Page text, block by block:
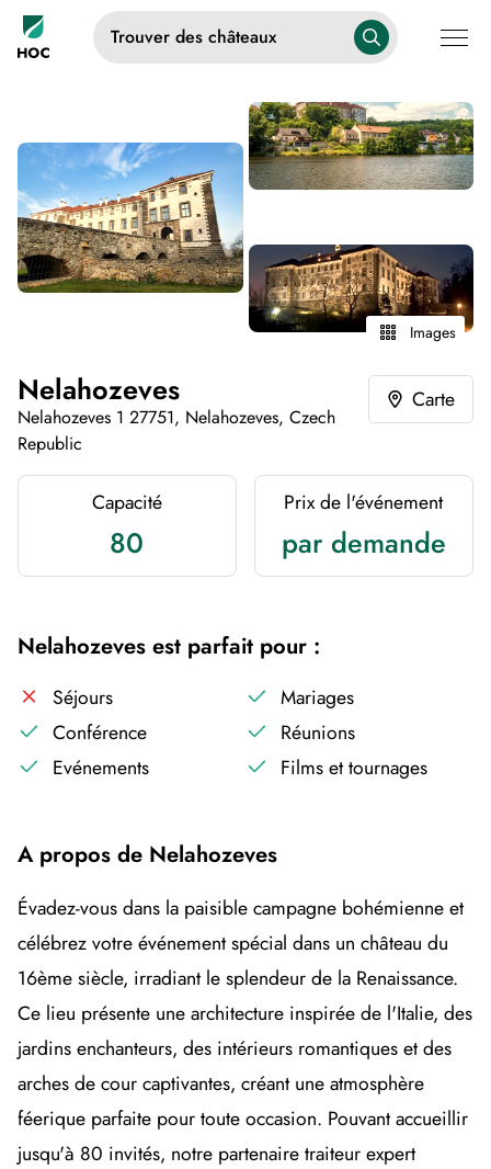
Trouver des châteaux
Images
Nelahozeves
Nelahozeves 1 27751, Nelahozeves, Czech
Republic
Carte
Capacité
80
Prix de l'événement
par demande
Nelahozeves est parfait pour :
Séjours
Mariages
Conférence
Réunions
Evénements
Films et tournages
A propos de Nelahozeves
Évadez-vous dans la paisible campagne bohémienne et
célébrez votre événement spécial dans un château du
16ème siècle, irradiant le splendeur de la Renaissance.
Ce lieu présente une architecture inspirée de l'Italie, des
jardins enchanteurs, des intérieurs romantiques et des
arches de cour captivantes, créant une atmosphère
féerique parfaite pour toute occasion. Pouvant accueillir
jusqu'à 80 invités, notre partenaire traiteur expert